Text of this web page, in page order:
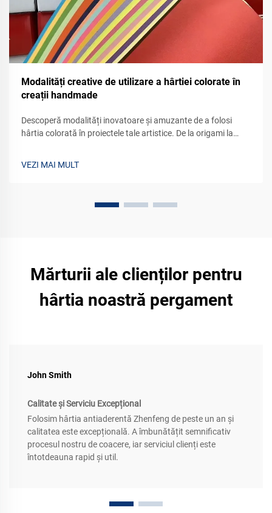
Modalități creative de utilizare a hârtiei colorate în
creații handmade
Descoperă modalități inovatoare și amuzante de a folosi
hârtia colorată în proiectele tale artistice. De la origami la
VEZI MAI MULT
Mărturii ale clienților pentru
hârtia noastră pergament
John Smith
Calitate și Serviciu Excepțional
Folosim hârtia antiaderentă Zhenfeng de peste un an și
calitatea este excepțională. A îmbunătățit semnificativ
procesul nostru de coacere, iar serviciul clienți este
întotdeauna rapid și util.